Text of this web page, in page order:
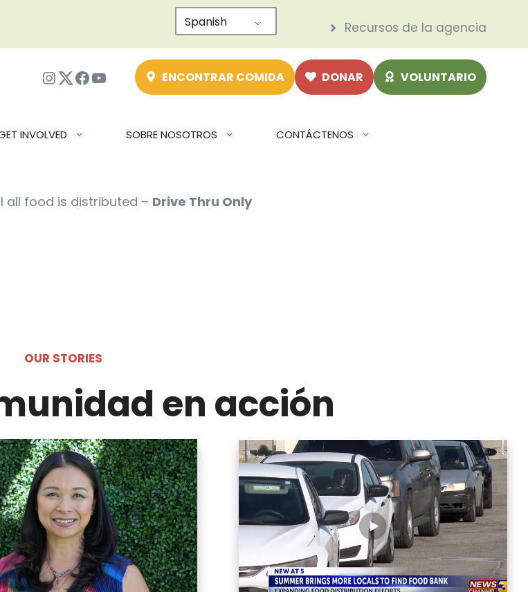
Recursos de la agencia
Spanish
Instagram
Twitter
Facebook
YouTube ENCONTRAR COMIDA DONAR VOLUNTARIO
INVOLVED SOBRE NOSOTROS CONTÁCTENOS
all food is distributed – Drive Thru Only
OUR STORIES
en acción